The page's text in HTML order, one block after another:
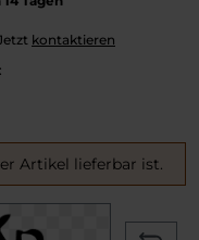
kontaktieren
Artikel lieferbar ist.